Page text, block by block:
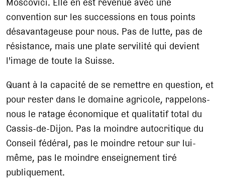
convention sur les successions en tous points
désavantageuse pour nous. Pas de lutte, pas de
résistance, mais une plate servilité qui devient
l'image de toute la Suisse.
Quant à la capacité de se remettre en question, et
pour rester dans le domaine agricole, rappelons-
nous le ratage économique et qualitatif total du
Cassis-de-Dijon. Pas la moindre autocritique du
Conseil fédéral, pas le moindre retour sur lui-
même, pas le moindre enseignement tiré
publiquement.